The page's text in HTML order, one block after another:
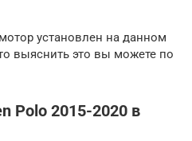
установлен на данном
выяснить это вы можете по
Polo 2015-2020 в